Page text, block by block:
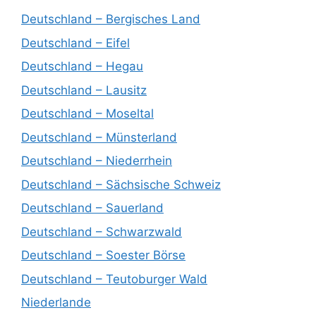
Deutschland – Bergisches Land
Deutschland – Eifel
Deutschland – Hegau
Deutschland – Lausitz
Deutschland – Moseltal
Deutschland – Münsterland
Deutschland – Niederrhein
Deutschland – Sächsische Schweiz
Deutschland – Sauerland
Deutschland – Schwarzwald
Deutschland – Soester Börse
Deutschland – Teutoburger Wald
Niederlande